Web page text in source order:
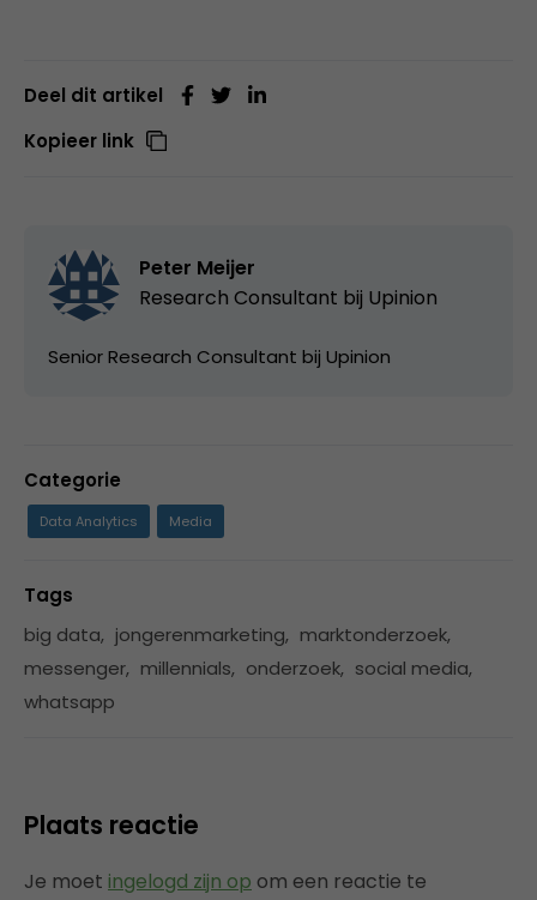
Deel dit artikel
Kopieer link
Peter Meijer
Research Consultant bij Upinion
Senior Research Consultant bij Upinion
Categorie
Data Analytics Media
Tags
big data, jongerenmarketing, marktonderzoek,
messenger, millennials, onderzoek, social media,
whatsapp
Plaats reactie
Je moet ingelogd zijn op om een reactie te